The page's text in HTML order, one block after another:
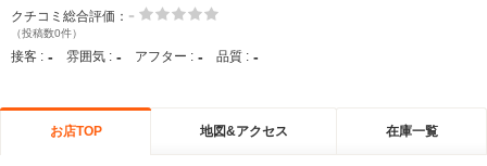
クチコミ総合評価： -
（投稿数0件）
接客 : - 雰囲気 : - アフター : - 品質 : -
お店TOP 地図&アクセス 在庫一覧